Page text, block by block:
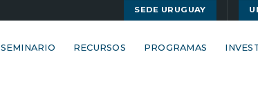
SEDE URUGUAY
SEMINARIO RECURSOS PROGRAMAS